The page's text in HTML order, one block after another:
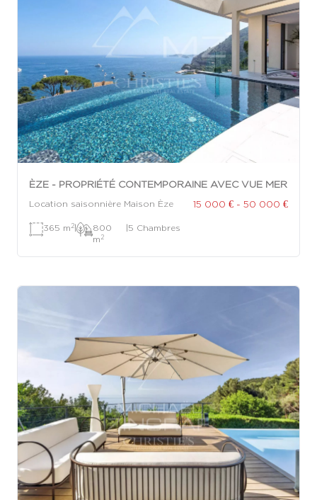
ÈZE - PROPRIÉTÉ CONTEMPORAINE AVEC VUE MER
Location saisonnière Maison Èze 15 000 € - 50 000 €
365 m 2|
800
m 2
|5 Chambres